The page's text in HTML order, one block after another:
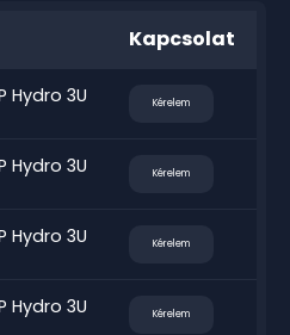
Kapcsolat
Hydro 3U Kérelem
Hydro 3U Kérelem
Hydro 3U Kérelem
Hydro 3U Kérelem